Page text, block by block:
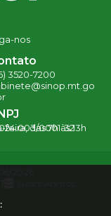
nos
3520-7200
das 7h às 13h
0001-32